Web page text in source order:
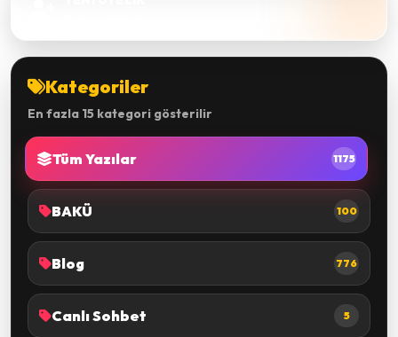
Kategoriler
En fazla 15 kategori gösterilir
Tüm Yazılar 1175
BAKÜ 100
Blog 776
Canlı Sohbet 5